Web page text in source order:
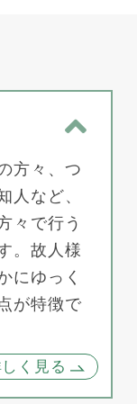
方々、つ
人など、
々で行う
。故人様
にゆっく
が特徴で
く見る